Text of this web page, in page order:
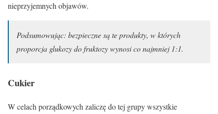
nieprzyjemnych objawów.
Podsumowując: bezpieczne są te produkty, w których
proporcja glukozy do fruktozy wynosi co najmniej 1:1.
Cukier
W celach porządkowych zaliczę do tej grupy wszystkie